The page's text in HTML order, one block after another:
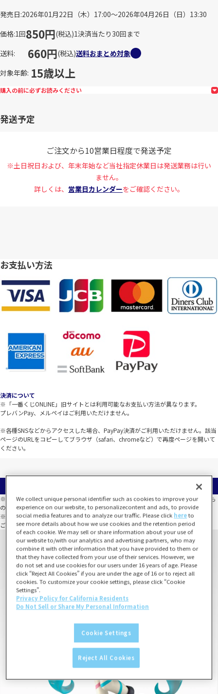
発売日 2026年01月22日（木）17:00～2026年04月26日（日）13:30
価格 1回850円(税込)1決済当たり30回まで
送料
660円(税込)送料おまとめ対象
対象年齢 15歳以上
購入の前に必ずお読みください
発送予定
ご注文から10営業日程度で発送予定
※土日祝日および、年末年始など当社指定休業日は発送業務は行い
ません。
詳しくは、 営業日カレンダーをご確認ください。
お支払い方法
決済について
※「一番くじONLINE」旧サイトとは利用可能なお支払い方法が異なります。
プレバンPay、メルペイはご利用いただけません。
※各種SNSなどからアクセスした場合、PayPay決済がご利用いただけません。該当
ページのURLをコピーしてブラウザ（safari、chromeなど）で再度ページを開いて
ください。
※選べない等賞は、同一のくじ箱において必ずしも全種類が揃うことを保証するも
のではありません。
※全種類数以上の数量が当たった場合でも、全種類が揃わないこともございます。
ご了承のうえお買い求めください。
We collect unique personal identifier such as cookies to improve your
experience on our website, to personalizecontent and ads, to provide
social media features and to analyze our traffic. Please click hereto
see more details about how we use cookies and the retention period
of each cookie. We may sell or share information about your use of
our website to/with our analytics and advertising partners, who may
combine it with other information that you have provided to them or
that they have collected from your use of their services. However, we
do not set and use cookies for our users under 16 years of age. Please
click “Reject All Cookies” if you are under the age of 16 or to reject all
cookies. To customize your cookie settings, please click “Cookie
Settings”.
Privacy Policy for California Residents
Do Not Sell or Share My Personal Information
Cookie Settings
Reject All Cookies